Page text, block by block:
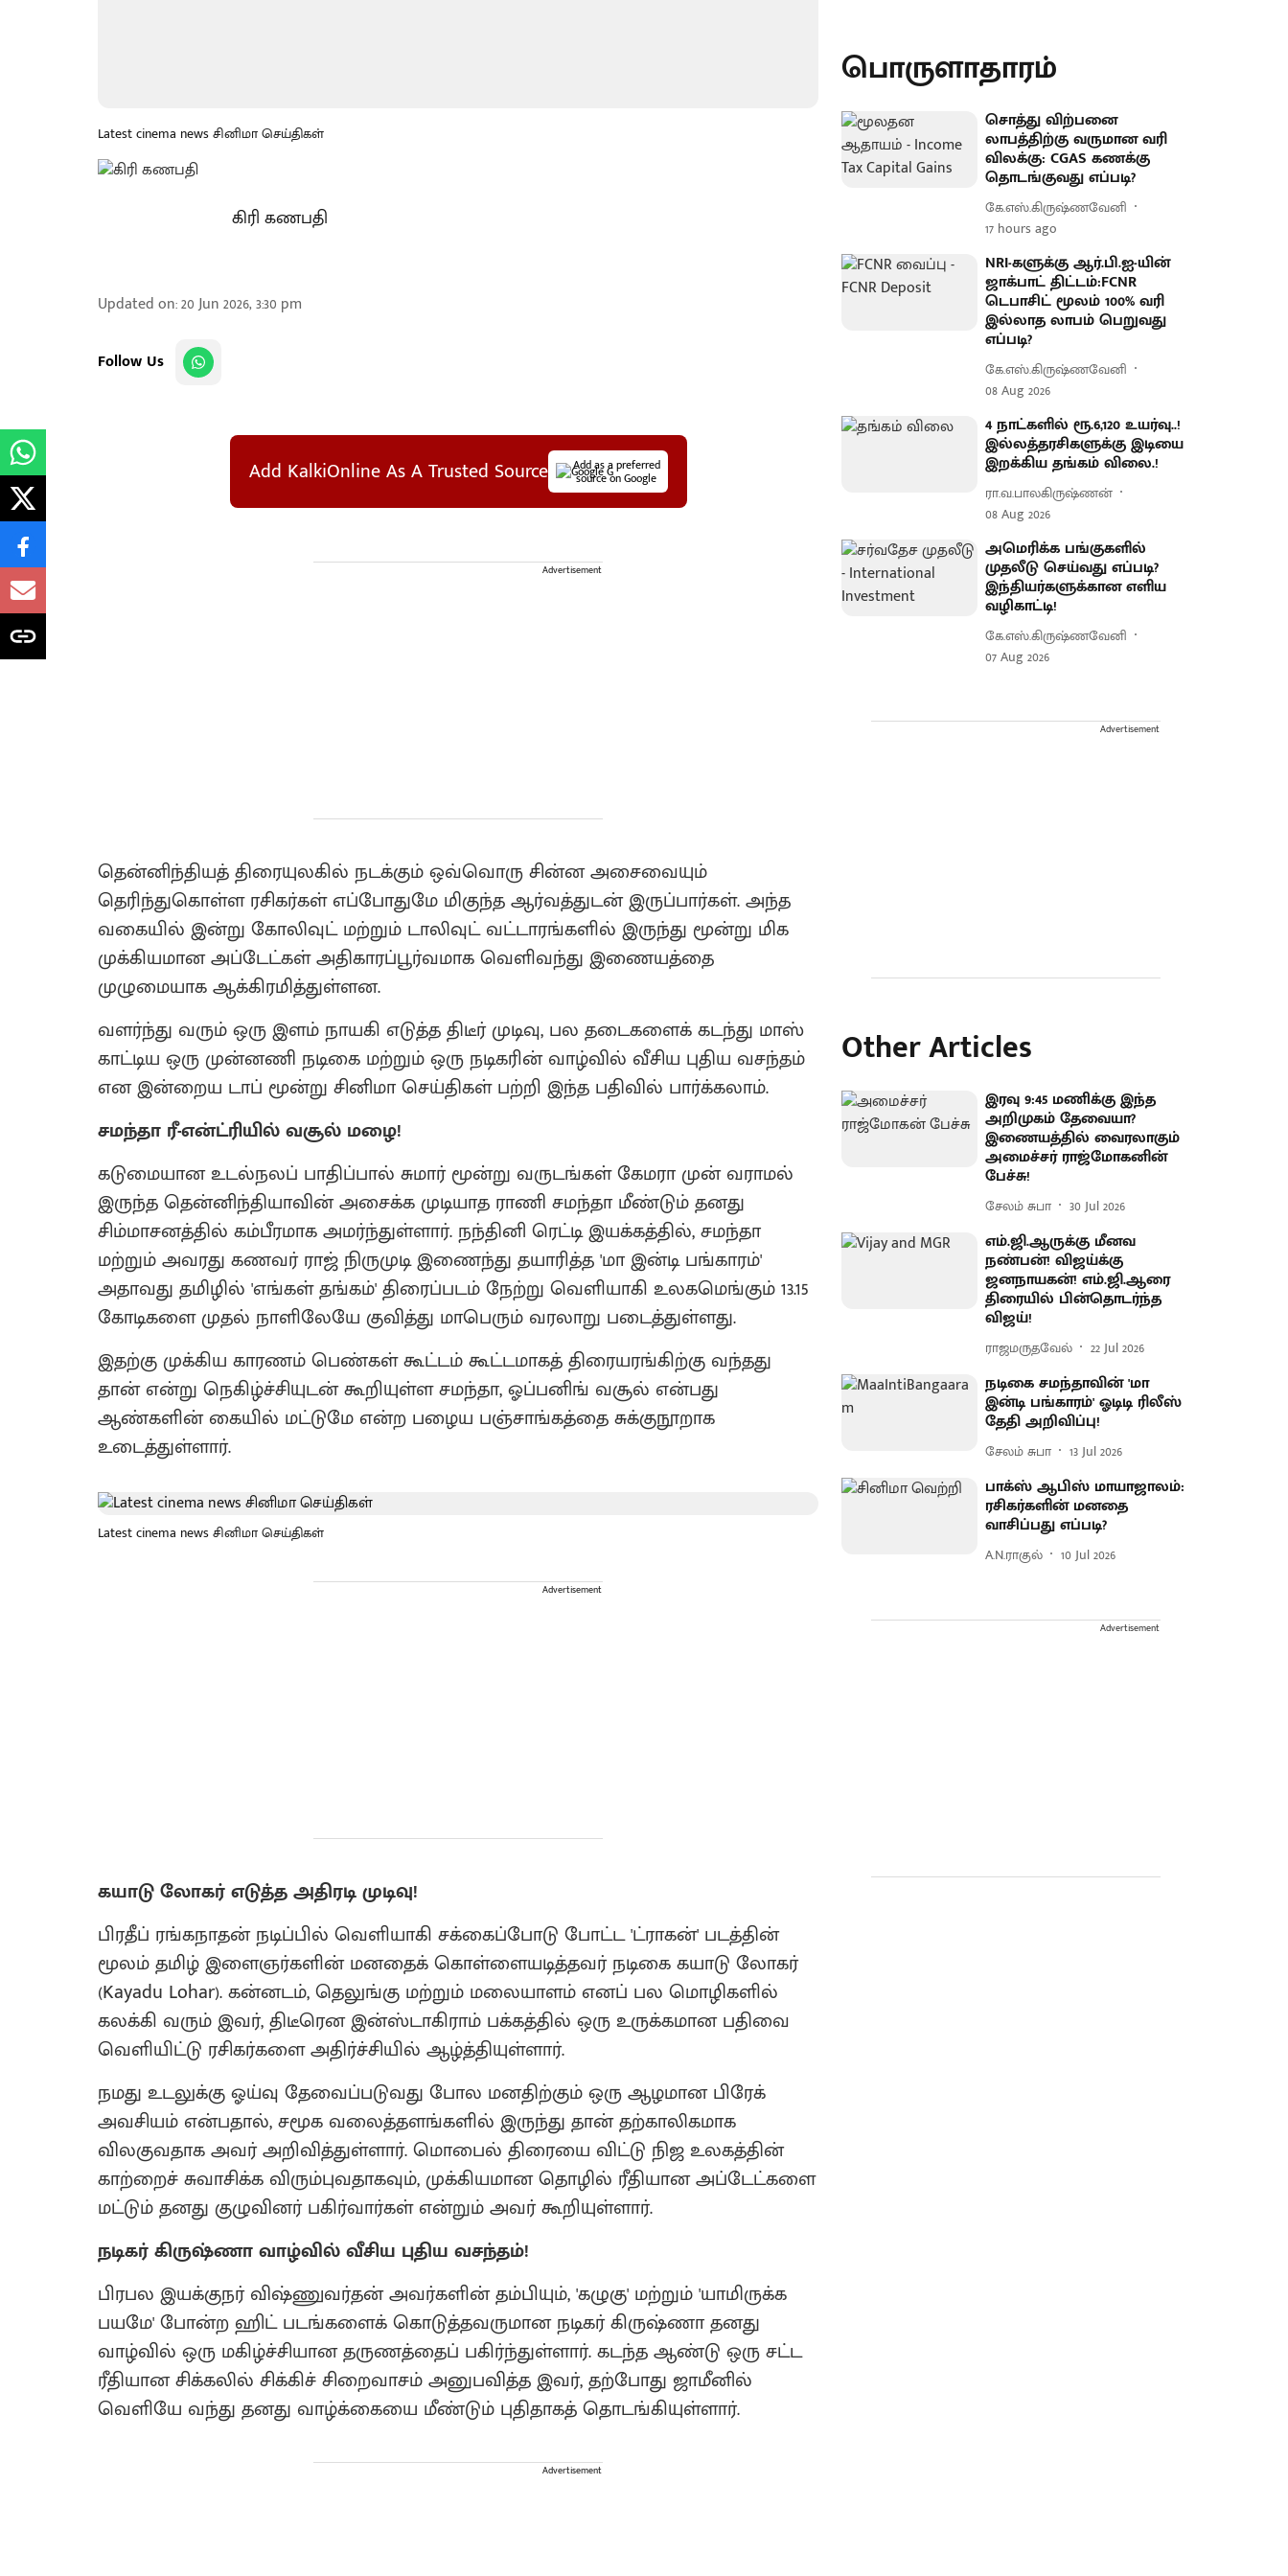
Latest cinema news சினிமா செய்திகள்
கிரி கணபதி
Updated on:20 Jun 2026, 3:30 pm
Follow Us
Add KalkiOnline As A Trusted Source Add as a preferred
source on Google
Advertisement
தென்னிந்தியத் திரையுலகில் நடக்கும் ஒவ்வொரு சின்ன அசைவையும்
தெரிந்துகொள்ள ரசிகர்கள் எப்போதுமே மிகுந்த ஆர்வத்துடன் இருப்பார்கள். அந்த
வகையில் இன்று கோலிவுட் மற்றும் டாலிவுட் வட்டாரங்களில் இருந்து மூன்று மிக
முக்கியமான அப்டேட்கள் அதிகாரப்பூர்வமாக வெளிவந்து இணையத்தை
முழுமையாக ஆக்கிரமித்துள்ளன.
வளர்ந்து வரும் ஒரு இளம் நாயகி எடுத்த திடீர் முடிவு, பல தடைகளைக் கடந்து மாஸ்
காட்டிய ஒரு முன்னணி நடிகை மற்றும் ஒரு நடிகரின் வாழ்வில் வீசிய புதிய வசந்தம்
என இன்றைய டாப் மூன்று சினிமா செய்திகள் பற்றி இந்த பதிவில் பார்க்கலாம்.
சமந்தா ரீ-என்ட்ரியில் வசூல் மழை!
கடுமையான உடல்நலப் பாதிப்பால் சுமார் மூன்று வருடங்கள் கேமரா முன் வராமல்
இருந்த தென்னிந்தியாவின் அசைக்க முடியாத ராணி சமந்தா மீண்டும் தனது
சிம்மாசனத்தில் கம்பீரமாக அமர்ந்துள்ளார். நந்தினி ரெட்டி இயக்கத்தில், சமந்தா
மற்றும் அவரது கணவர் ராஜ் நிருமுடி இணைந்து தயாரித்த 'மா இன்டி பங்காரம்'
அதாவது தமிழில் 'எங்கள் தங்கம்' திரைப்படம் நேற்று வெளியாகி உலகமெங்கும் 13.15
கோடிகளை முதல் நாளிலேயே குவித்து மாபெரும் வரலாறு படைத்துள்ளது.
இதற்கு முக்கிய காரணம் பெண்கள் கூட்டம் கூட்டமாகத் திரையரங்கிற்கு வந்தது
தான் என்று நெகிழ்ச்சியுடன் கூறியுள்ள சமந்தா, ஓப்பனிங் வசூல் என்பது
ஆண்களின் கையில் மட்டுமே என்ற பழைய பஞ்சாங்கத்தை சுக்குநூறாக
உடைத்துள்ளார்.
Latest cinema news சினிமா செய்திகள்
Advertisement
கயாடு லோகர் எடுத்த அதிரடி முடிவு!
பிரதீப் ரங்கநாதன் நடிப்பில் வெளியாகி சக்கைப்போடு போட்ட 'ட்ராகன்' படத்தின்
மூலம் தமிழ் இளைஞர்களின் மனதைக் கொள்ளையடித்தவர் நடிகை கயாடு லோகர்
(Kayadu Lohar). கன்னடம், தெலுங்கு மற்றும் மலையாளம் எனப் பல மொழிகளில்
கலக்கி வரும் இவர், திடீரென இன்ஸ்டாகிராம் பக்கத்தில் ஒரு உருக்கமான பதிவை
வெளியிட்டு ரசிகர்களை அதிர்ச்சியில் ஆழ்த்தியுள்ளார்.
நமது உடலுக்கு ஓய்வு தேவைப்படுவது போல மனதிற்கும் ஒரு ஆழமான பிரேக்
அவசியம் என்பதால், சமூக வலைத்தளங்களில் இருந்து தான் தற்காலிகமாக
விலகுவதாக அவர் அறிவித்துள்ளார். மொபைல் திரையை விட்டு நிஜ உலகத்தின்
காற்றைச் சுவாசிக்க விரும்புவதாகவும், முக்கியமான தொழில் ரீதியான அப்டேட்களை
மட்டும் தனது குழுவினர் பகிர்வார்கள் என்றும் அவர் கூறியுள்ளார்.
நடிகர் கிருஷ்ணா வாழ்வில் வீசிய புதிய வசந்தம்!
பிரபல இயக்குநர் விஷ்ணுவர்தன் அவர்களின் தம்பியும், 'கழுகு' மற்றும் 'யாமிருக்க
பயமே' போன்ற ஹிட் படங்களைக் கொடுத்தவருமான நடிகர் கிருஷ்ணா தனது
வாழ்வில் ஒரு மகிழ்ச்சியான தருணத்தைப் பகிர்ந்துள்ளார். கடந்த ஆண்டு ஒரு சட்ட
ரீதியான சிக்கலில் சிக்கிச் சிறைவாசம் அனுபவித்த இவர், தற்போது ஜாமீனில்
வெளியே வந்து தனது வாழ்க்கையை மீண்டும் புதிதாகத் தொடங்கியுள்ளார்.
Advertisement
பொருளாதாரம்
சொத்து விற்பனை
லாபத்திற்கு வருமான வரி
விலக்கு: CGAS கணக்கு
தொடங்குவது எப்படி?
கே.எஸ்.கிருஷ்ணவேனி
17 hours ago
NRI-களுக்கு ஆர்.பி.ஐ-யின்
ஜாக்பாட் திட்டம்:FCNR
டெபாசிட் மூலம் 100% வரி
இல்லாத லாபம் பெறுவது
எப்படி?
கே.எஸ்.கிருஷ்ணவேனி
08 Aug 2026
4 நாட்களில் ரூ.6,120 உயர்வு..!
இல்லத்தரசிகளுக்கு இடியை
இறக்கிய தங்கம் விலை.!
ரா.வ.பாலகிருஷ்ணன்
08 Aug 2026
அமெரிக்க பங்குகளில்
முதலீடு செய்வது எப்படி?
இந்தியர்களுக்கான எளிய
வழிகாட்டி!
கே.எஸ்.கிருஷ்ணவேனி
07 Aug 2026
Advertisement
Other Articles
இரவு 9:45 மணிக்கு இந்த
அறிமுகம் தேவையா?
இணையத்தில் வைரலாகும்
அமைச்சர் ராஜ்மோகனின்
பேச்சு!
சேலம் சுபா 30 Jul 2026
எம்.ஜி.ஆருக்கு மீனவ
நண்பன்! விஜய்க்கு
ஜனநாயகன்! எம்.ஜி.ஆரை
திரையில் பின்தொடர்ந்த
விஜய்!
ராஜமருதவேல் 22 Jul 2026
நடிகை சமந்தாவின் 'மா
இன்டி பங்காரம்' ஓடிடி ரிலீஸ்
தேதி அறிவிப்பு!
சேலம் சுபா 13 Jul 2026
பாக்ஸ் ஆபிஸ் மாயாஜாலம்:
ரசிகர்களின் மனதை
வாசிப்பது எப்படி?
A.N.ராகுல் 10 Jul 2026
Advertisement